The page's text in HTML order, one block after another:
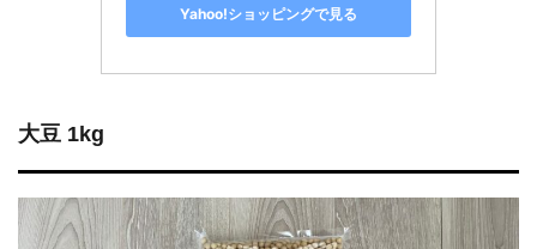
Yahoo!ショッピングで見る
大豆 1kg